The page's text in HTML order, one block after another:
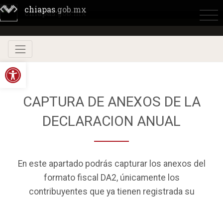
4
chiapas.gob.mx
chiapas.gob.mx
Abrir barra de herramientas
CAPTURA DE ANEXOS DE LA
DECLARACION ANUAL
En este apartado podrás capturar los anexos del
formato fiscal DA2, únicamente los
contribuyentes que ya tienen registrada su